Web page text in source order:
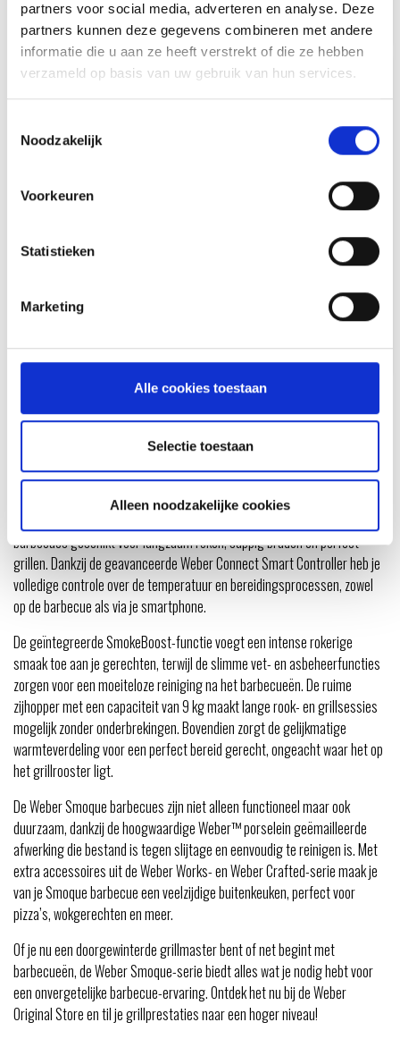
partners voor social media, adverteren en analyse. Deze
partners kunnen deze gegevens combineren met andere
informatie die u aan ze heeft verstrekt of die ze hebben
verzameld op basis van uw gebruik van hun services.
Noodzakelijk
Voorkeuren
Statistieken
Marketing
Alle cookies toestaan
Selectie toestaan
Alleen noodzakelijke cookies
21,99 21,99
SMOQUE - NIEUW
21,99 21,99
SMOQUE - NIEUW
De Weber Smoque-serie biedt de perfecte combinatie van innovatie,
veelzijdigheid en gebruiksgemak voor elke barbecue-liefhebber. Met een
barbecues geschikt voor langzaam roken, sappig braden en perfect
grillen. Dankzij de geavanceerde Weber Connect Smart Controller heb je
volledige controle over de temperatuur en bereidingsprocessen, zowel
op de barbecue als via je smartphone.
De geïntegreerde SmokeBoost-functie voegt een intense rokerige
smaak toe aan je gerechten, terwijl de slimme vet- en asbeheerfuncties
zorgen voor een moeiteloze reiniging na het barbecueën. De ruime
zijhopper met een capaciteit van 9 kg maakt lange rook- en grillsessies
mogelijk zonder onderbrekingen. Bovendien zorgt de gelijkmatige
warmteverdeling voor een perfect bereid gerecht, ongeacht waar het op
het grillrooster ligt.
De Weber Smoque barbecues zijn niet alleen functioneel maar ook
duurzaam, dankzij de hoogwaardige Weber™ porselein geëmailleerde
afwerking die bestand is tegen slijtage en eenvoudig te reinigen is. Met
extra accessoires uit de Weber Works- en Weber Crafted-serie maak je
van je Smoque barbecue een veelzijdige buitenkeuken, perfect voor
pizza’s, wokgerechten en meer.
Of je nu een doorgewinterde grillmaster bent of net begint met
barbecueën, de Weber Smoque-serie biedt alles wat je nodig hebt voor
een onvergetelijke barbecue-ervaring. Ontdek het nu bij de Weber
Original Store en til je grillprestaties naar een hoger niveau!